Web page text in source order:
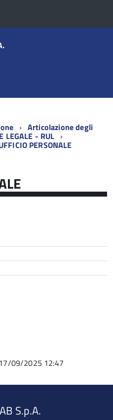
Articolazione degli
LEGALE - RUL
PERSONALE
17/09/2025 12:47
S.p.A.